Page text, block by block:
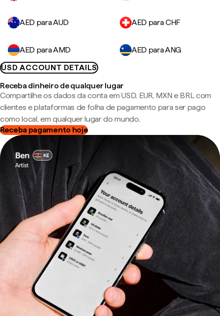
AED para AUD AED para CHF
AED para AMD
AED para ANG
USD ACCOUNT DETAILS
Receba dinheiro de qualquer lugar
Compartilhe os dados da conta em USD, EUR, MXN e BRL com
clientes e plataformas de folha de pagamento para ser pago
como local, em qualquer lugar do mundo.
Receba pagamento hoje